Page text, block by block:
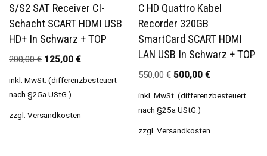
S/S2 SAT Receiver CI-
Schacht SCART HDMI USB
HD+ In Schwarz + TOP
200,00€ 125,00 €
inkl. MwSt. (differenzbesteuert
nach §25a UStG.)
zzgl. Versandkosten
C HD Quattro Kabel
Recorder 320GB
SmartCard SCART HDMI
LAN USB In Schwarz + TOP
550,00€ 500,00€
inkl. MwSt. (differenzbesteuert
nach §25a UStG.)
zzgl.Versandkosten